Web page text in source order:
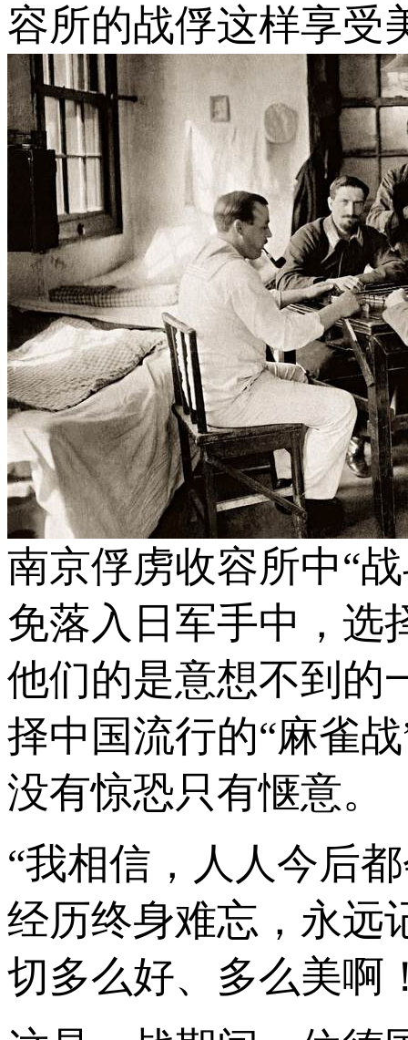
容所的战俘这样享受
南京俘虏收容所中“
免落入日军手中，选
他们的是意想不到的
择中国流行的“麻雀
没有惊恐只有惬意。
“我相信，人人今后
经历终身难忘，永远
切多么好、多么美啊